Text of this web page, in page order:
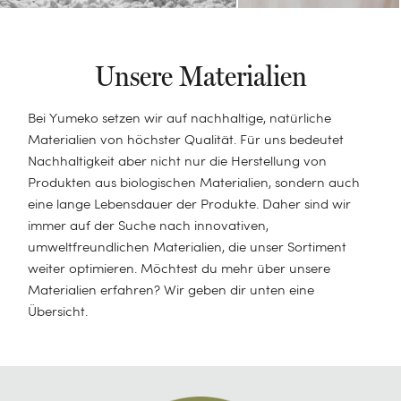
MATERIAL
Flanell
Leinen
Perkal-Baumwolle
Baumwolle TENCEL™
Alles anzeigen
GRÖßE
Einzelbett (140 x 200)
Doppelbett (200 x 200)
Babybett (100 x 135)
Juniorbett (120 x 150)
SCHLAFPOSITION
Seitenschläfer
Bauchschläfer
Rückenschläfer
Unterdecken
Kindermatratzen
Sale
Alles anzeigen
HANDTUCHTYP
Standard50x100
Badetücher100x150
Kimonos
Pyjamas
Sale
Tagesdecken
Babydecken
Alles anzeigen
Haarhandtücher
Kulturbeutel
Dekokissen
Alles anzeigen
Für Ihn
Kinderkissen
Kinderdecken
Sale
Alles anzeigen
BABY
Daunenpolster waschen
Was tun gegen kalte Füße
Bettwäsche: Welches Material ist das Beste?
Daunen oder Federn: Was ist besser?
Unsere Materialien
Bei Yumeko setzen wir auf nachhaltige, natürliche
Materialien von höchster Qualität. Für uns bedeutet
Nachhaltigkeit aber nicht nur die Herstellung von
Produkten aus biologischen Materialien, sondern auch
eine lange Lebensdauer der Produkte. Daher sind wir
immer auf der Suche nach innovativen,
umweltfreundlichen Materialien, die unser Sortiment
weiter optimieren. Möchtest du mehr über unsere
Materialien erfahren? Wir geben dir unten eine
Übersicht.